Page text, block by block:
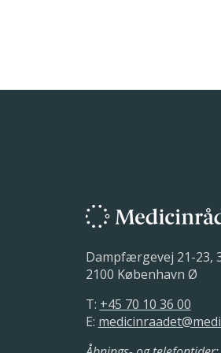
Dampfærgevej 21-23,
2100 København Ø
T: +45 70 10 36 00
E: